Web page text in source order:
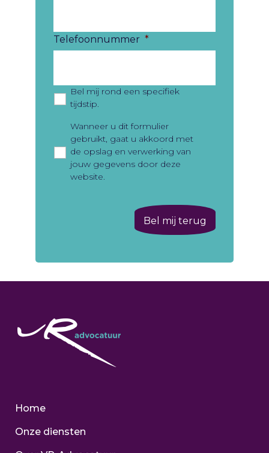
Telefoonnummer *
Bel mij rond een specifiek
tijdstip.
Privacy *
Wanneer u dit formulier
gebruikt, gaat u akkoord met
de opslag en verwerking van
jouw gegevens door deze
website.
Home
Onze diensten